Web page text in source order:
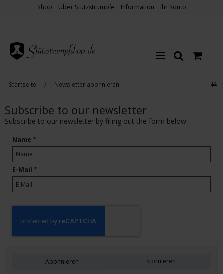
Shop Über Stützstrümpfe Information Ihr Konto
Startseite / Newsletter abonnieren
Subscribe to our newsletter
Subscribe to our newsletter by filling out the form below.
Name *
E-Mail *
Abonnieren Stornieren